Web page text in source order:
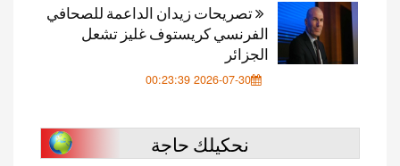
تصريحات زيدان الداعمة للصحافي
الفرنسي كريستوف غليز تشعل
الجزائر
2026-07-30 00:23:39
نحكيلك حاجة